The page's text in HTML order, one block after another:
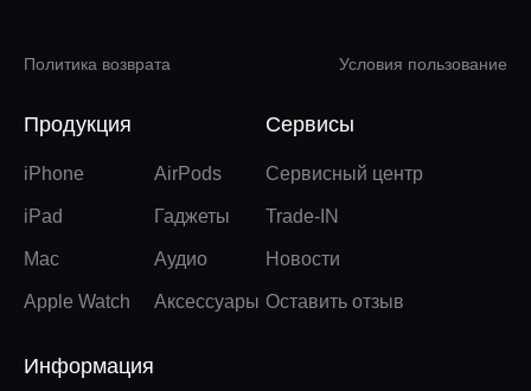
Политика возврата Условия пользование
Продукция
iPhone
iPad
Mac
Apple Watch
AirPods
Гаджеты
Аудио
Аксессуары
Сервисы
Сервисный центр
Trade-IN
Новости
Оставить отзыв
Информация